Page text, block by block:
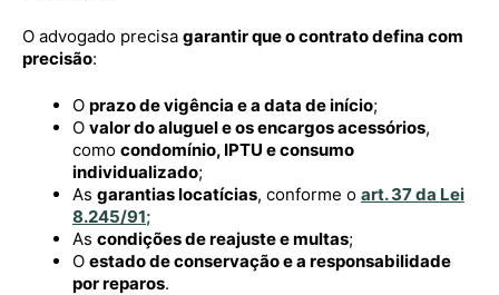
O advogado precisa garantir que o contrato defina com
precisão:
O prazo de vigência e a data de início;
O valor do aluguel e os encargos acessórios,
como condomínio, IPTU e consumo
individualizado;
As garantias locatícias, conforme o art. 37 da Lei
8.245/91;
As condições de reajuste e multas;
O estado de conservação e a responsabilidade
por reparos.